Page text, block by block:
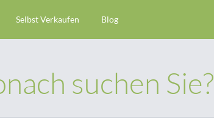
Selbst Verkaufen Blog
suchen Sie?